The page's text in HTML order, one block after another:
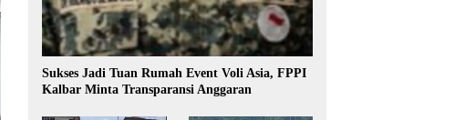
Sukses Jadi Tuan Rumah Event Voli Asia, FPPI
Kalbar Minta Transparansi Anggaran